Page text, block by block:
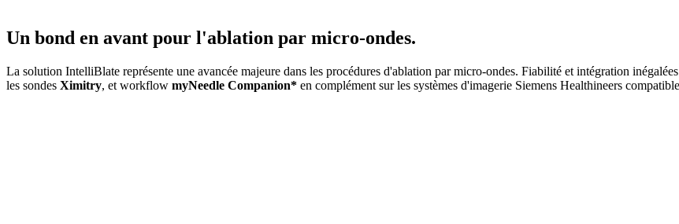
Un bond en avant pour l'ablation par micro-ondes.
La solution IntelliBlate représente une avancée majeure dans les procédures d'ablation par micro-ondes. Fiabilité et intégration
les sondes Ximitry, et workflow myNeedle Companion* en complément sur les systèmes d'imagerie Siemens Healthineers